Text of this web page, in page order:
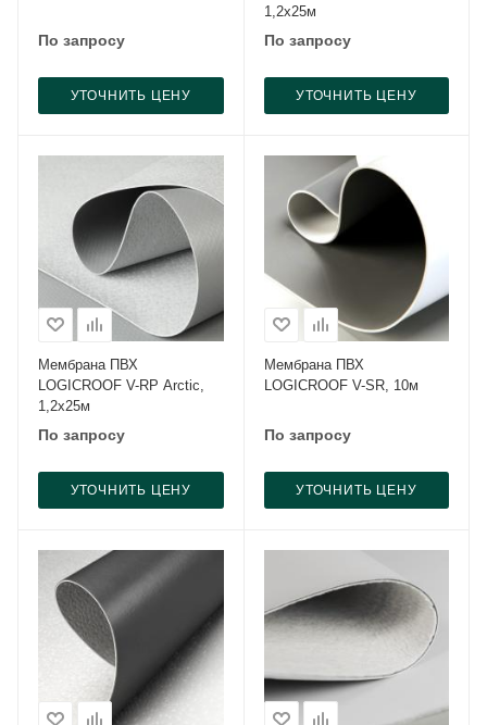
По запросу
УТОЧНИТЬ ЦЕНУ
1,2х25м
По запросу
УТОЧНИТЬ ЦЕНУ
Мембрана ПВХ
LOGICROOF V-RP Arctic,
1,2х25м
По запросу
УТОЧНИТЬ ЦЕНУ
Мембрана ПВХ
LOGICROOF V-SR, 10м
По запросу
УТОЧНИТЬ ЦЕНУ